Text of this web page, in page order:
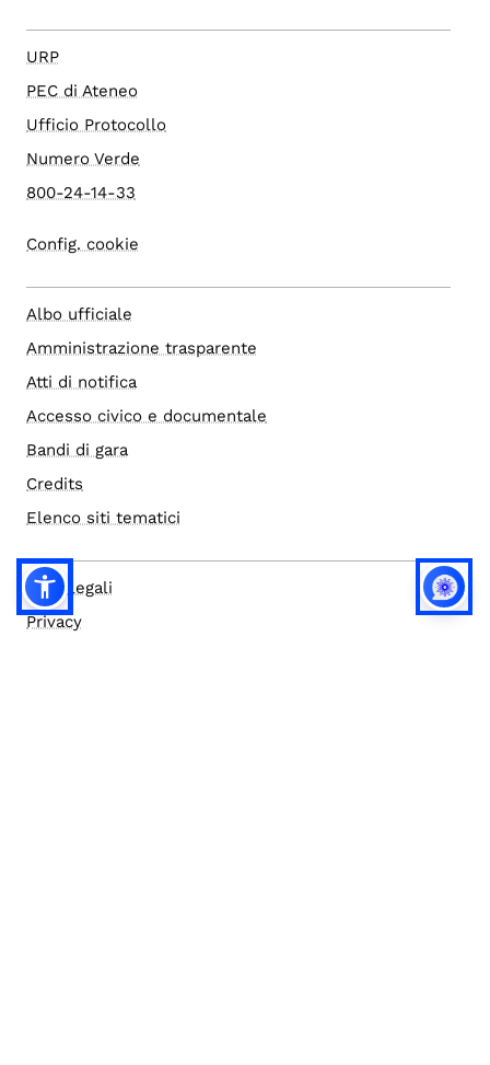
URP
PEC di Ateneo
Ufficio Protocollo
Numero Verde
800-24-14-33
Config. cookie
Albo ufficiale
Amministrazione trasparente
Atti di notifica
Accesso civico e documentale
Bandi di gara
Credits
Elenco siti tematici
Note legali
Privacy